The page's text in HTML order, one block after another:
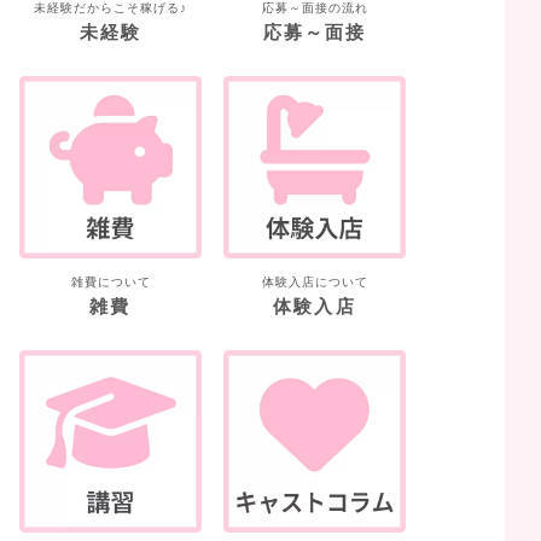
未経験だからこそ稼げる♪
未経験
応募～面接の流れ
応募～面接
雑費について
雑費
体験入店について
体験入店